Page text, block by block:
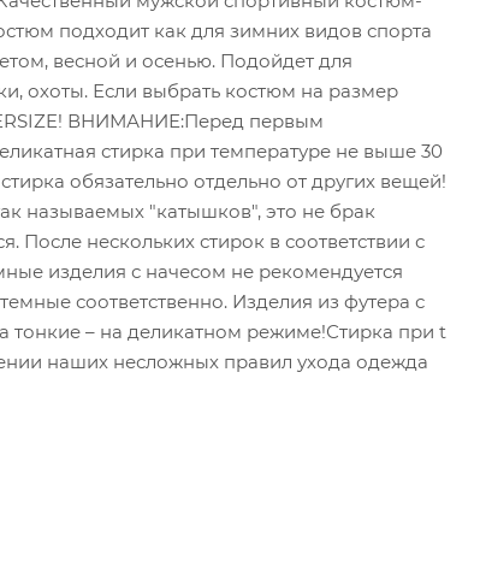
подходит как для зимних видов спорта
весной и осенью. Подойдет для
охоты. Если выбрать костюм на размер
ВНИМАНИЕ:Перед первым
стирка при температуре не выше 30
обязательно отдельно от других вещей!
называемых "катышков", это не брак
нескольких стирок в соответствии с
изделия с начесом не рекомендуется
соответственно. Изделия из футера с
тонкие – на деликатном режиме!Стирка при t
наших несложных правил ухода одежда